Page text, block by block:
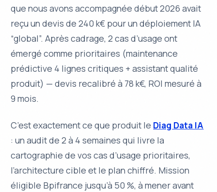
que nous avons accompagnée début 2026 avait
reçu un devis de 240 k€ pour un déploiement IA
“global”. Après cadrage, 2 cas d’usage ont
émergé comme prioritaires (maintenance
prédictive 4 lignes critiques + assistant qualité
produit) — devis recalibré à 78 k€, ROI mesuré à
9 mois.
C’est exactement ce que produit le Diag Data IA
: un audit de 2 à 4 semaines qui livre la
cartographie de vos cas d’usage prioritaires,
l’architecture cible et le plan chiffré. Mission
éligible Bpifrance jusqu’à 50 %, à mener avant